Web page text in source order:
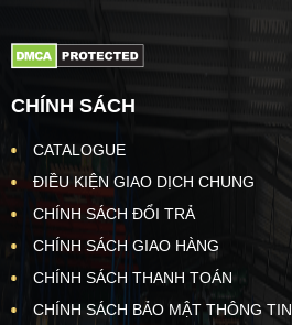
CHÍNH SÁCH
CATALOGUE
ĐIỀU KIỆN GIAO DỊCH CHUNG
CHÍNH SÁCH ĐỔI TRẢ
CHÍNH SÁCH GIAO HÀNG
CHÍNH SÁCH THANH TOÁN
CHÍNH SÁCH BẢO MẬT THÔNG TIN